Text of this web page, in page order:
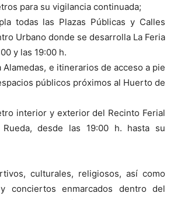
para su vigilancia continuada;
todas las Plazas Públicas y Calles
Urbano donde se desarrolla La Feria
y las 19:00 h.
Alamedas, e itinerarios de acceso a pie
públicos próximos al Huerto de
interior y exterior del Recinto Ferial
desde las 19:00 h. hasta su
culturales, religiosos, así como
conciertos enmarcados dentro del